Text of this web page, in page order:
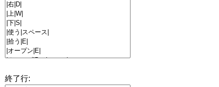
終了行: